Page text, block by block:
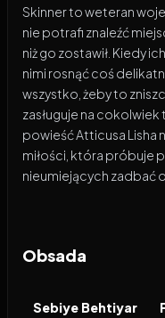
Skinner to weteran
nie potrafi znaleźć
niż go zostawił. Kiedy
nimi rosnąć coś
wszystko, żeby to
zasługuje na cokolwiek
powieść Atticusa Lisha
miłości, która próbuje
nieumiejących zadbać
Obsada
Sebiye Behtiyar